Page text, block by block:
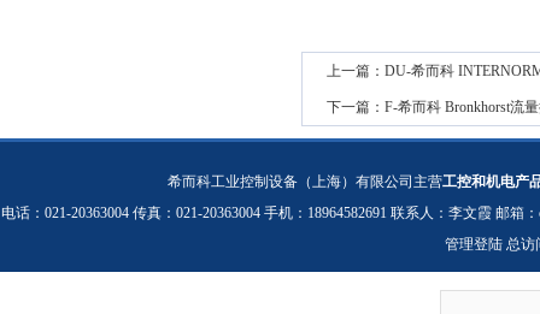
上一篇： DU-希而科
下一篇： F-希而科 Bronkhorst流
希而科工业控制设备（上海）有限公司主营工控和机电产
电话：021-20363004 传真：021-20363004 手机：18964582691 联系人：李文霞 邮箱：
管理登陆 总访